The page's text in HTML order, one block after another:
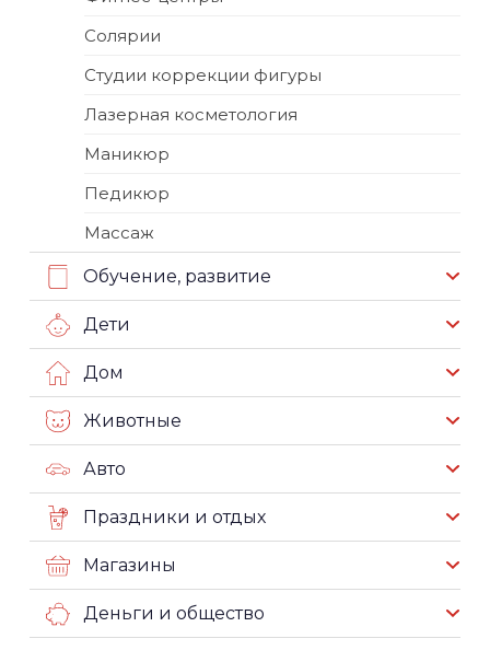
Солярии
Студии коррекции фигуры
Лазерная косметология
Маникюр
Педикюр
Массаж
Обучение, развитие
Дети
Дом
Животные
Авто
Праздники и отдых
Магазины
Деньги и общество